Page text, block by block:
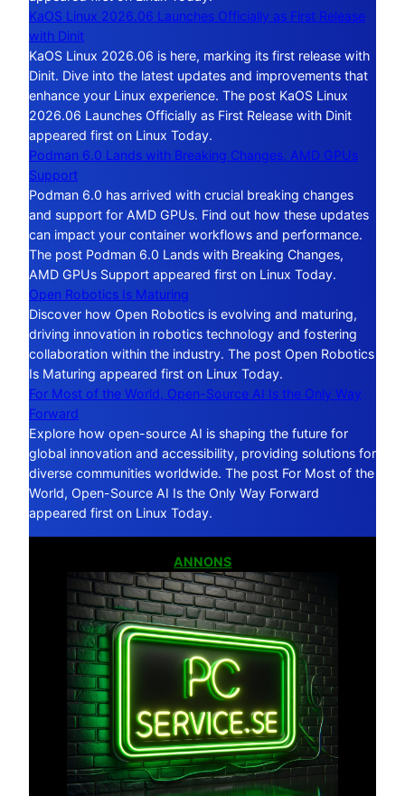
KaOS Linux 2026.06 Launches Officially as First Release
with Dinit
KaOS Linux 2026.06 is here, marking its first release with
Dinit. Dive into the latest updates and improvements that
enhance your Linux experience. The post KaOS Linux
2026.06 Launches Officially as First Release with Dinit
appeared first on Linux Today.
Podman 6.0 Lands with Breaking Changes, AMD GPUs
Support
Podman 6.0 has arrived with crucial breaking changes
and support for AMD GPUs. Find out how these updates
can impact your container workflows and performance.
The post Podman 6.0 Lands with Breaking Changes,
AMD GPUs Support appeared first on Linux Today.
Open Robotics Is Maturing
Discover how Open Robotics is evolving and maturing,
driving innovation in robotics technology and fostering
collaboration within the industry. The post Open Robotics
Is Maturing appeared first on Linux Today.
For Most of the World, Open-Source AI Is the Only Way
Forward
Explore how open-source AI is shaping the future for
global innovation and accessibility, providing solutions for
diverse communities worldwide. The post For Most of the
World, Open-Source AI Is the Only Way Forward
appeared first on Linux Today.
ANNONS